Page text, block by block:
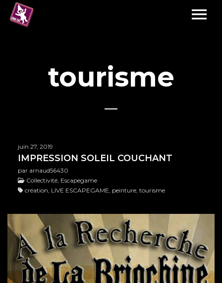
tourisme
juin 27, 2019
IMPRESSION SOLEIL COUCHANT
par arnaud56430
Collectivité, Escapegame
création, LIVE ESCAPEGAME, peinture, tourisme